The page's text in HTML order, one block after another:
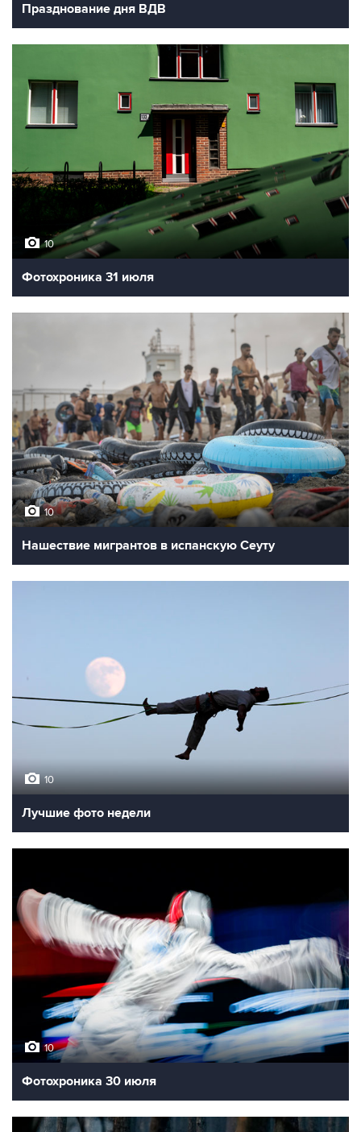
Празднование дня ВДВ
10
Фотохроника 31 июля
10
Нашествие мигрантов в испанскую Сеуту
10
Лучшие фото недели
10
Фотохроника 30 июля